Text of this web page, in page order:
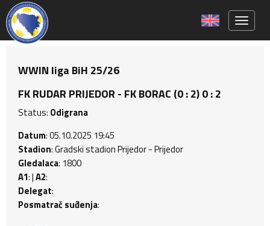
WWIN liga BiH 25/26
FK RUDAR PRIJEDOR - FK BORAC (0 : 2) 0 : 2
Status: Odigrana
Datum: 05.10.2025 19:45
Stadion: Gradski stadion Prijedor - Prijedor
Gledalaca: 1800
A1: |A2:
Delegat:
Posmatrač suđenja: